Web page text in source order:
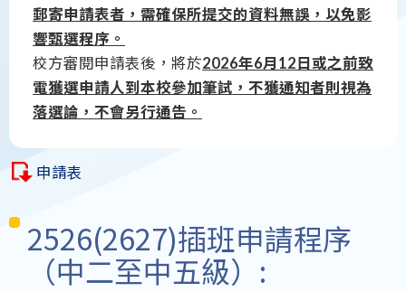
郵寄申請表者，需確保所提交的資料無誤，以免影
響甄選程序。
校方審閱申請表後，將於2026年6月12日或之前致
電獲選申請人到本校參加筆試，不獲通知者則視為
落選論，不會另行通告。
申請表
2526(2627)插班申請程序
（中二至中五級）: